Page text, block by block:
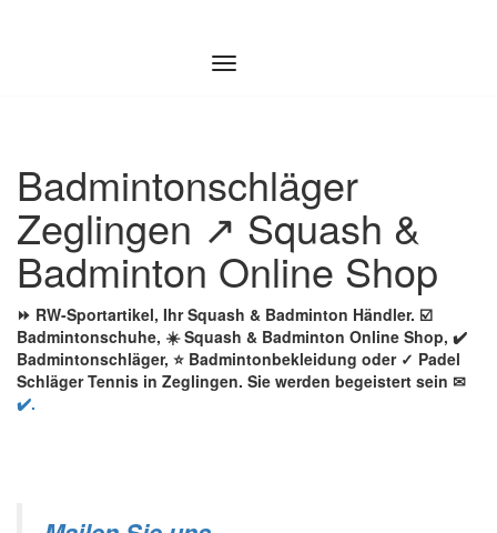
Badmintonschläger
Zeglingen ↗️ Squash &
Badminton Online Shop
⏩ RW-Sportartikel, Ihr Squash & Badminton Händler. ☑️
Badmintonschuhe, ☀️ Squash & Badminton Online Shop, ✔️
Badmintonschläger, ⭐ Badmintonbekleidung oder ✓ Padel
Schläger Tennis in Zeglingen. Sie werden begeistert sein ✉
✔️.